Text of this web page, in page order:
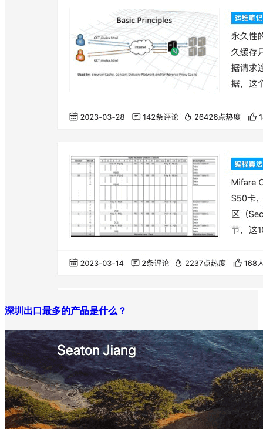
深圳出口最多的产品是什么？